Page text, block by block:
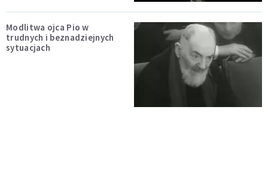
Modlitwa ojca Pio w
trudnych i beznadziejnych
sytuacjach